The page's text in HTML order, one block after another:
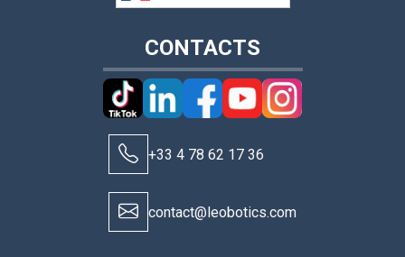
CONTACTS
+33 4 78 62 17 36
contact@leobotics.com